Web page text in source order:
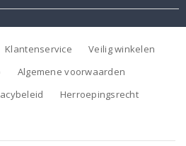
Klantenservice
Veilig winkelen
Algemene voorwaarden
Herroepingsrecht